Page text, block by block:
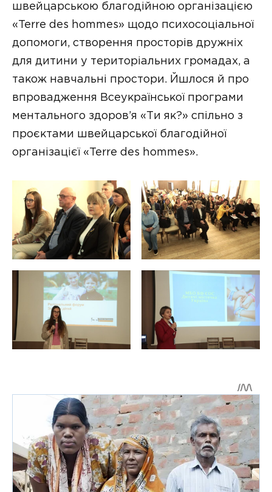
швейцарською благодійною організацією
«Terre des hommes» щодо психосоціальної
допомоги, створення просторів дружніх
для дитини у територіальних громадах, а
також навчальні простори. Йшлося й про
впровадження Всеукраїнської програми
ментального здоров’я «Ти як?» спільно з
проєктами швейцарської благодійної
організацієї «Terre des hommes».